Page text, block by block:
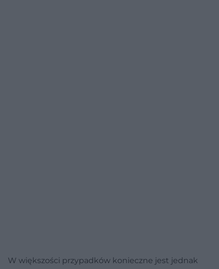
W większości przypadków konieczne jest jednak